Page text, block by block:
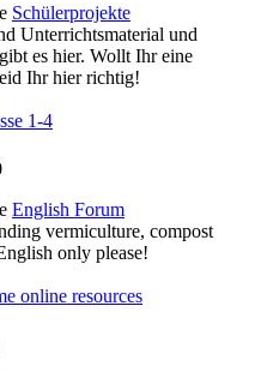
Schülerprojekte
Unterrichtsmaterial und
es hier. Wollt Ihr eine
Ihr hier richtig!
1-4
English Forum
vermiculture, compost
only please!
online resources